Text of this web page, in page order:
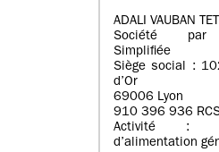
ADALI VAUBAN
Société par
Simplifiée
Siège social :
d’Or
69006 Lyon
910 396 936
Activité :
d’alimentation